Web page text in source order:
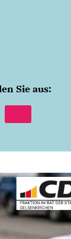
Sie aus: